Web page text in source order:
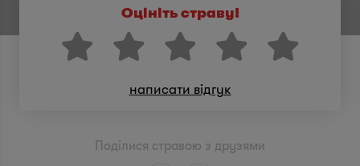
Оцініть страву!
написати відгук
Поділися стравою з друзями